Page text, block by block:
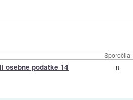
Sporočila
osebne podatke 14 8